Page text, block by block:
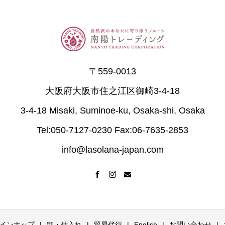
〒559-0013
大阪府大阪市住之江区御崎3-4-18
3-4-18 Misaki, Suminoe-ku, Osaka-shi, Osaka
Tel:050-7127-0230 Fax:06-7635-2853
info@lasolana-japan.com